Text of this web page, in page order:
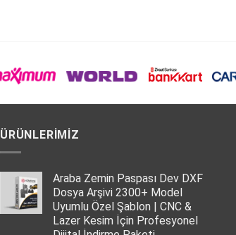
ÜRÜNLERIMIZ
Araba Zemin Paspası Dev DXF
Dosya Arşivi 2300+ Model
Uyumlu Özel Şablon | CNC &
Lazer Kesim İçin Profesyonel